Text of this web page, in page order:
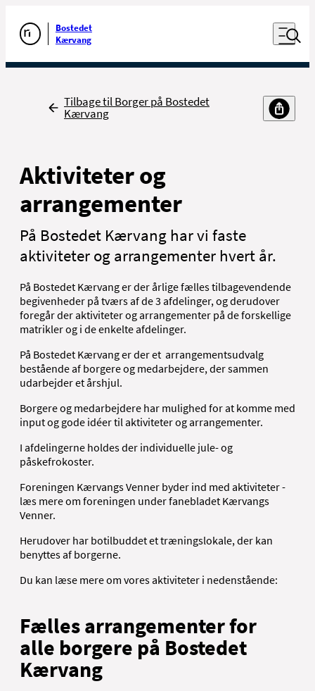
Gå til forsiden
Bostedet
Kærvang
Åben
Udfør søgning
Tilbage
Tilbage til Borger på Bostedet
Kærvang
Aktiviteter og
arrangementer
På Bostedet Kærvang har vi faste
aktiviteter og arrangementer hvert år.
På Bostedet Kærvang er der årlige fælles tilbagevendende
begivenheder på tværs af de 3 afdelinger, og derudover
foregår der aktiviteter og arrangementer på de forskellige
matrikler og i de enkelte afdelinger.
På Bostedet Kærvang er der et arrangementsudvalg
bestående af borgere og medarbejdere, der sammen
udarbejder et årshjul.
Borgere og medarbejdere har mulighed for at komme med
input og gode idéer til aktiviteter og arrangementer.
I afdelingerne holdes der individuelle jule- og
påskefrokoster.
Foreningen Kærvangs Venner byder ind med aktiviteter -
læs mere om foreningen under fanebladet Kærvangs
Venner.
Herudover har botilbuddet et træningslokale, der kan
benyttes af borgerne.
Du kan læse mere om vores aktiviteter i nedenstående:
Fælles arrangementer for
alle borgere på Bostedet
Kærvang